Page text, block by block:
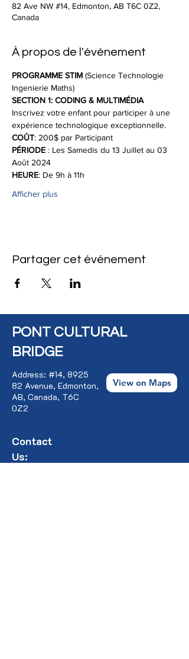
82 Ave NW #14, Edmonton, AB T6C 0Z2,
Canada
À propos de l'événement
PROGRAMME STIM (Science Technologie
Ingenierie Maths)
SECTION 1: CODING & MULTIMÉDIA
Inscrivez votre enfant pour participer à une
expérience technologique exceptionnelle.
COÛT: 200$ par Participant
PÉRIODE : Les Samedis du 13 Juillet au 03
Août 2024
HEURE: De 9h à 11h
Afficher plus
Partager cet événement
PONT CULTURAL
BRIDGE
Address: #14, 8925
82 Avenue, Edmonton,
AB, Canada, T6C
0Z2
View on Maps
Contact
Us: